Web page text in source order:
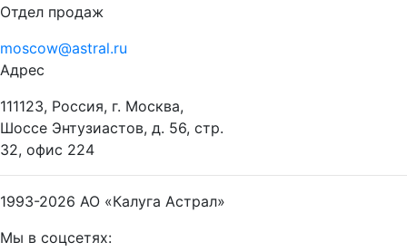
Отдел продаж
moscow@astral.ru
Адрес
111123, Россия, г. Москва,
Шоссе Энтузиастов, д. 56, стр.
32, офис 224
1993-2026 АО «Калуга Астрал»
Мы в соцсетях: